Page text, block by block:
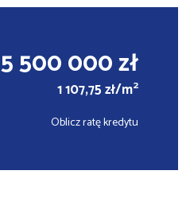
5 500 000 zł
1 107,75 zł/m2
Oblicz ratę kredytu